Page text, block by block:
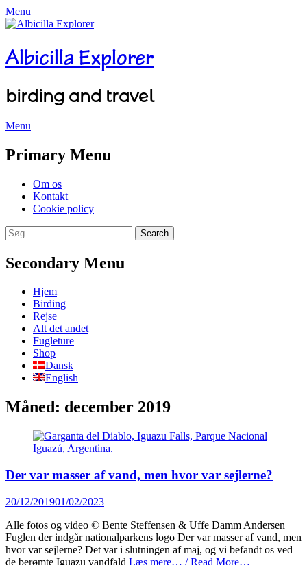
Menu
Albicilla Explorer
birding and travel
Menu
Primary Menu
Skip
content
Om os
Kontakt
Cookie policy
Search
Search
for:
Secondary Menu
Skip
content
Hjem
Birding
Rejse
Alt det andet
Fugleture
Shop
Dansk
English
Måned: december 2019
Der var masser af vand, men hvor var sejlerne?
Posted
20/12/201901/02/2023
Alle fotos og video © Bente Steffensen & Uffe Damm Andersen
Fuglen der indgår nationalparkens logo Der var masser af vand, men
hvor var sejlerne? Det var i slutningen af maj, og vi befandt os ved
de berømte Iguazu vandfald Læs mere… / Read More…